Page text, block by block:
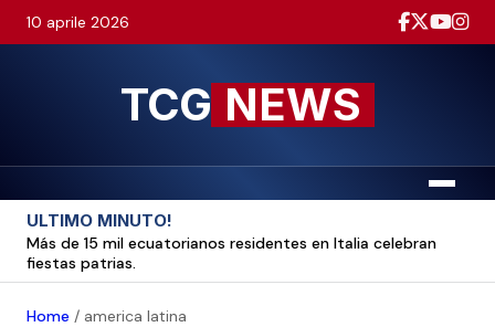
10 aprile 2026
TCG NEWS
Menu
ULTIMO MINUTO!
Más de 15 mil ecuatorianos residentes en Italia celebran
fiestas patrias.
Home / america latina